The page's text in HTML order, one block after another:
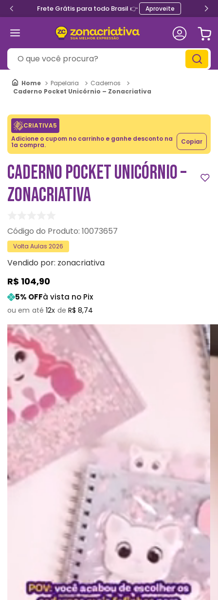
Frete Grátis para todo Brasil 👉 Aproveite
O que você procura?
Papelaria
Cadernos
Caderno Pocket Unicórnio – Zonacriativa
CRIATIVA5
Adicione o cupom no carrinho e ganhe desconto na
1a compra. Copiar
CADERNO POCKET UNICÓRNIO –
ZONACRIATIVA
: 10073657
Volta Aulas 2026
Vendido por: zonacriativa
R$ 104,90
5% OFFà vista no Pix
12 R$ 8,74